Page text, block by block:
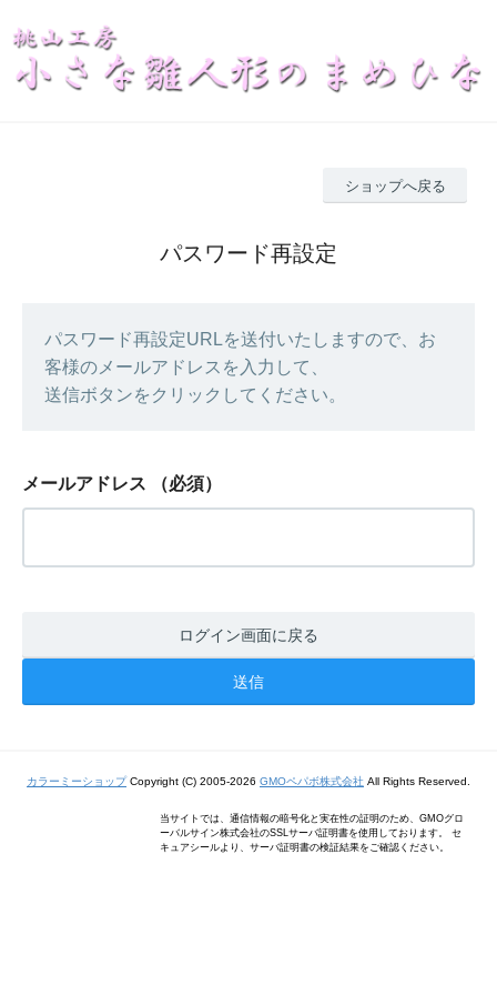
ショップへ戻る
パスワード再設定
パスワード再設定URLを送付いたしますので、お
客様のメールアドレスを入力して、
送信ボタンをクリックしてください。
メールアドレス （必須）
ログイン画面に戻る
カラーミーショップ Copyright (C) 2005-2026 GMOペパボ株式会社 All Rights Reserved.
当サイトでは、通信情報の暗号化と実在性の証明のため、GMOグロ
ーバルサイン株式会社のSSLサーバ証明書を使用しております。 セ
キュアシールより、サーバ証明書の検証結果をご確認ください。